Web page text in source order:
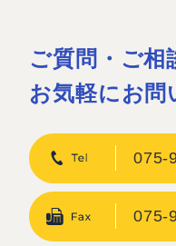
ご質問・ご相
お気軽にお問
075-
075-